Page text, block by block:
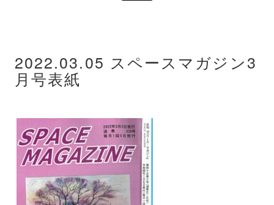
2022.03.05 スペースマガジン3
月号表紙